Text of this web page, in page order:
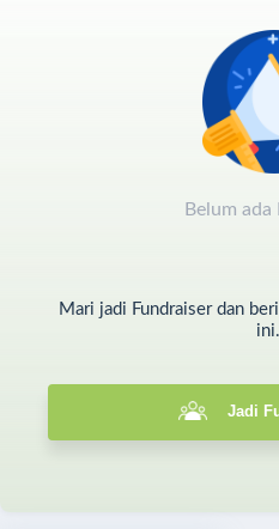
pengobatan dan dukungan
Mari kita menjadi
Donasi Anda akan
mendapatkan perawatan
Belum ada
Mari jadi Fundraiser dan
ini.
Jadi